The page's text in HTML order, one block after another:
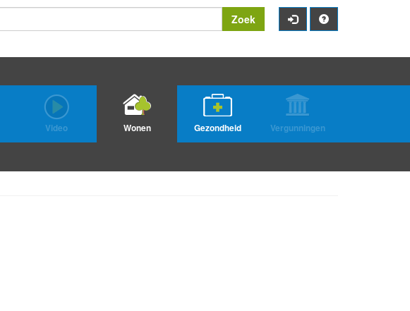
Zoek
Video Wonen Gezondheid Vergunningen